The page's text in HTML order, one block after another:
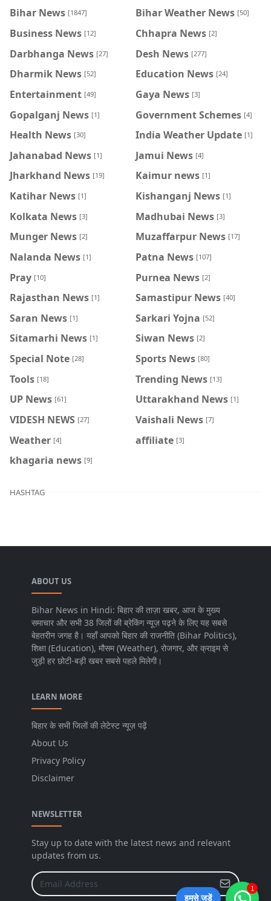
Bihar News [1847] Bihar Weather News [50]
Business News [12] Chhapra News [2]
Darbhanga News [27] Desh News [277]
Dharmik News [52] Education News [24]
Entertainment [49] Gaya News [3]
Gopalganj News [1] Government Schemes [4]
Health News [30] India Weather Update [1]
Jahanabad News [1] Jamui News [4]
Jharkhand News [19] Kaimur news [1]
Katihar News [1] Kishanganj News [1]
Kolkata News [3] Madhubai News [3]
Munger News [2] Muzaffarpur News [17]
Nalanda News [1] Patna News [107]
Pray [10] Purnea News [2]
Rajasthan News [1] Samastipur News [40]
Saran News [1] Sarkari Yojna [52]
Sitamarhi News [1] Siwan News [2]
Special Note [28] Sports News [80]
Tools [18] Trending News [13]
UP News [61] Uttarakhand News [1]
VIDESH NEWS [27] Vaishali News [7]
Weather [4] affiliate [3]
khagaria news [9]
HASHTAG
ABOUT US
Bihar News in Hindi: बिहार की ताज़ा खबर, आज के मुख्य
समाचार और सभी 38 जिलों की ब्रेकिंग न्यूज़ पढ़ने के लिए यह सबसे
बेहतरीन जगह है। यहाँ आपको बिहार की राजनीति (Bihar Politics),
शिक्षा (Education), मौसम (Weather), रोजगार, और क्राइम से
जुड़ी हर छोटी-बड़ी खबर सबसे पहले मिलेगी।
LEARN MORE
बिहार के सभी जिलों की लेटेस्ट न्यूज़ पढ़ें
About Us
Privacy Policy
Disclaimer
NEWSLETTER
Stay up to date with the latest news and relevant
updates from us.
हमसे जुड़ें
1